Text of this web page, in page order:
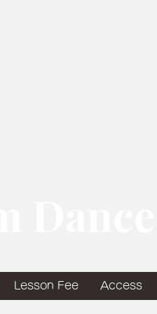
Lesson Fee Access